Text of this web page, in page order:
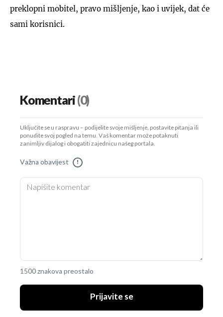
preklopni mobitel, pravo mišljenje, kao i uvijek, dat će
sami korisnici.
Komentari(0)
Uključite se u raspravu – podijelite svoje mišljenje, postavite pitanja ili
ponudite svoj pogled na temu. Vaš komentar može potaknuti
zanimljiv dijalog i obogatiti zajednicu našeg portala.
Važna obavijest !
1500 znakova preostalo
Prijavite se